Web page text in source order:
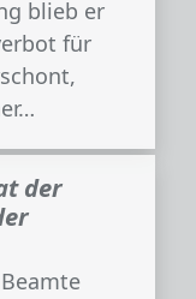
blieb er
für
der